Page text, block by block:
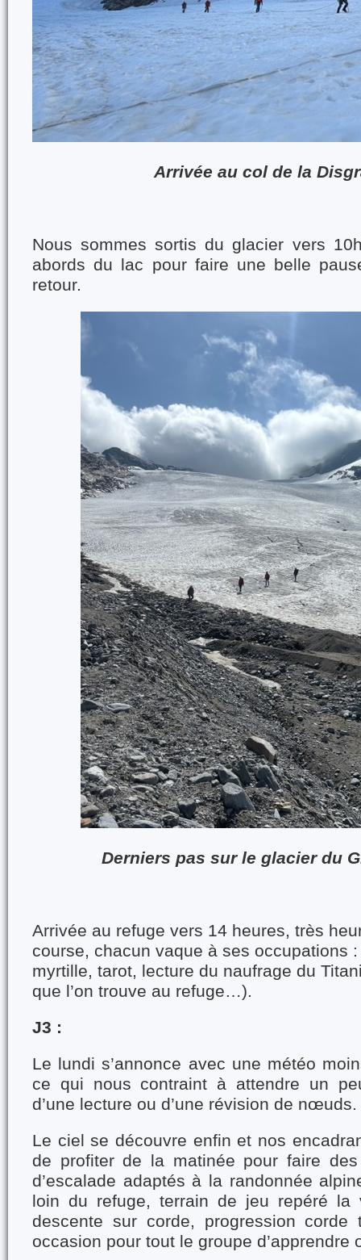
Arrivée au col de la
Nous sommes sortis du glacier vers
abords du lac pour faire une belle
retour.
Derniers pas sur le glacier du
Arrivée au refuge vers 14 heures, très
course, chacun vaque à ses occupations
myrtille, tarot, lecture du naufrage du
que l’on trouve au refuge…).
J3 :
Le lundi s’annonce avec une météo
ce qui nous contraint à attendre un
d’une lecture ou d’une révision de nœuds.
Le ciel se découvre enfin et nos
de profiter de la matinée pour faire
d’escalade adaptés à la randonnée
loin du refuge, terrain de jeu repéré la
descente sur corde, progression
occasion pour tout le groupe d’apprendre